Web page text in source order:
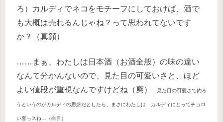
ろ）カルディでネコをモチーフにしておけば、酒で
も大概は売れるんじゃね？って思われてないです
か？（真顔）
……まぁ、わたしは日本酒（お酒全般）の味の違い
なんて分かんないので、見た目の可愛いさと、ほど
よい値段が重視なんですけどね（爽）
…見た目の可愛さで釣ろ
うというのがカルディの思惑だとしたら、まさにわたしは、カルディにとってチョロ
い客っスね…（白目）